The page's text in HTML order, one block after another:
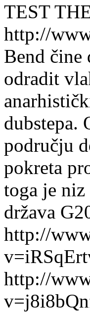
TEST
http://
Bend
odradit
dubstepa.
području
pokreta
toga je
država
http://
http://